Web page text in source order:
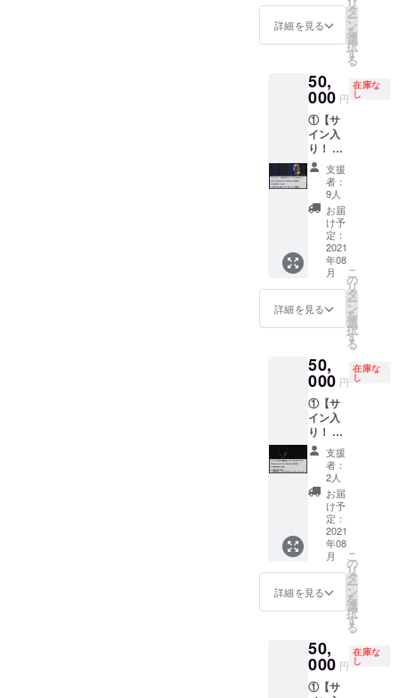
す。
14:00〜
都内
りま
す。
※Blu-
rayは編
集の
後、
2021年
８月末
に皆様
のお手
元にお
届け予
定で
す。 詳
しまし
ては確
動報告
にてご
案内さ
せてい
ただき
ます。
サイン
を入れ
〇THE
LEGEN
D15周
年記念
コン
サート
映像の
エンド
ロール
【Speci
Thanks
】の
コー
ナー
なたの
お名前
す。
※Blu-
rayは編
集の
後、
2021年
８月末
に皆様
のお手
元にお
届け予
定で
す。 詳
細な日
ては確
定次
にてご
案内さ
せてい
オー
チャー
記念コ
ンサー
れでも
世界は
美し
い。」
のBlu-
rayディ
スクに
サイン
を入れ
てお送
りしま
す。 〇
THE
LEGEN
サート
映像の
エンド
ロール
【Speci
al
Thanks
】の
コー
ナー
に、あ
なたの
お名前
をお載
せしま
コン
サート
写会に
ご招待
しま
す。
ク】
②【Blu
-rayの
にあな
たのお
名前
を！】
③【完
成試写
会にご
招待】
④【メ
ンバー
とBlu-
ray制作
ミー
ティン
グに参
加】
①THE
コン
サー
オー
チャー
ドホー
ル公演
15周年
記念コ
ンサー
ト「そ
れでも
世界は
美し
い。」
のBlu-
rayディ
てお送
りしま
す。
②THE
詳細を見る
リ
タ
ー
ン
を
選
択
す
る
50,
000 円
在庫な
し
①【サ
イン入
り！ 15
周年記
念コン
サート
それで
も世界
は美し
い。
Blu-ray
ディス
ク】
②【Blu
-rayの
にあな
たのお
名前
を！】
③【完
成試写
会にご
招待】
④【世
界に1つ
だけ！
あなた
のため
のフォ
トブッ
クをメ
ンバー
LEGEN
D15周
コン
支援
者：
9人
お届
け予
定：
2021
年08
月
詳細を見る
こ
の
リ
タ
ー
ン
を
選
択
す
る
50,
000 円
在庫な
し
①【サ
イン入
り！ 15
周年記
念コン
サート
それで
も世界
は美し
い。
Blu-ray
ディス
ク】
②【Blu
-rayの
にあな
たのお
名前
を！】
支援
者：
2人
お届
け予
定：
2021
年08
月
詳細を見る
こ
の
リ
タ
ー
ン
を
選
択
す
る
50,
000 円
在庫な
し
①【サ